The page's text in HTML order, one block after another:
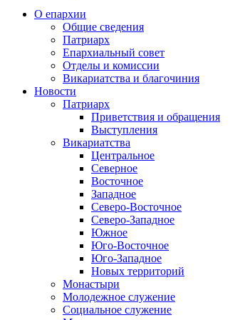
О епархии
Общие сведения
Патриарх
Епархиальный совет
Отделы и комиссии
Викариатства и благочиния
Новости
Патриарх
Приветствия и обращения
Выступления
Викариатства
Центральное
Северное
Восточное
Западное
Северо-Восточное
Северо-Западное
Южное
Юго-Восточное
Юго-Западное
Новых территорий
Монастыри
Молодежное служение
Социальное служение